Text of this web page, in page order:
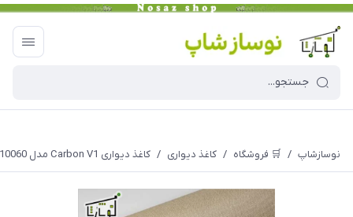
نوسازشاپ / 🛒 فروشگاه / کاغذ دیواری / کاغذ دیواری Carbon V1 مدل 10060